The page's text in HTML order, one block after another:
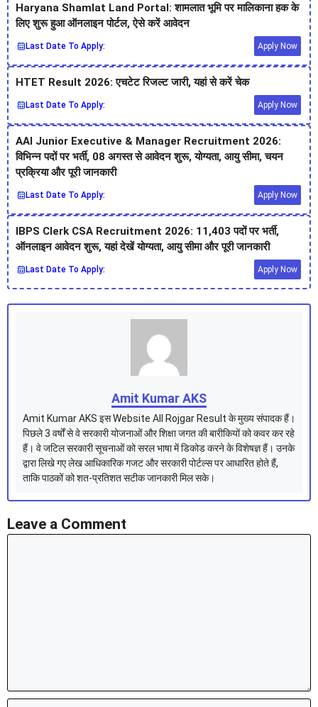
Haryana Shamlat Land Portal: शामलात भूमि पर मालिकाना हक के
लिए शुरू हुआ ऑनलाइन पोर्टल, ऐसे करें आवेदन
Last Date To Apply: Apply Now
HTET Result 2026: एचटेट रिजल्ट जारी, यहां से करें चेक
Last Date To Apply: Apply Now
AAI Junior Executive & Manager Recruitment 2026:
विभिन्न पदों पर भर्ती, 08 अगस्त से आवेदन शुरू, योग्यता, आयु सीमा, चयन
प्रक्रिया और पूरी जानकारी
Last Date To Apply: Apply Now
IBPS Clerk CSA Recruitment 2026: 11,403 पदों पर भर्ती,
ऑनलाइन आवेदन शुरू, यहां देखें योग्यता, आयु सीमा और पूरी जानकारी
Last Date To Apply: Apply Now
Amit Kumar AKS
Amit Kumar AKS इस Website All Rojgar Result के मुख्य संपादक हैं।
पिछले 3 वर्षों से वे सरकारी योजनाओं और शिक्षा जगत की बारीकियों को कवर कर रहे
हैं। वे जटिल सरकारी सूचनाओं को सरल भाषा में डिकोड करने के विशेषज्ञ हैं। उनके
द्वारा लिखे गए लेख आधिकारिक गजट और सरकारी पोर्टल्स पर आधारित होते हैं,
ताकि पाठकों को शत-प्रतिशत सटीक जानकारी मिल सके।
Leave a Comment